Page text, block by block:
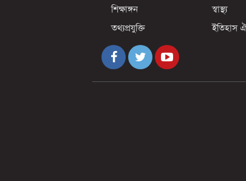
শিক্ষাঙ্গন
স্বাস্থ্য
তথ্যপ্রযুক্তি
ইতিহাস